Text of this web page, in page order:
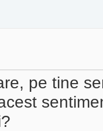
pe tine